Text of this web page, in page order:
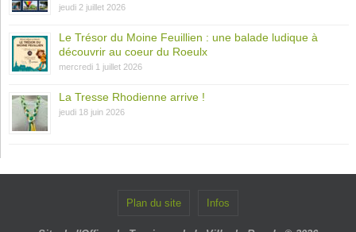
jeudi 2 juillet 2026
Le Trésor du Moine Feuillien : une balade ludique à
découvrir au coeur du Roeulx
mercredi 1 juillet 2026
La Tresse Rhodienne arrive !
jeudi 18 juin 2026
Plan du site Infos